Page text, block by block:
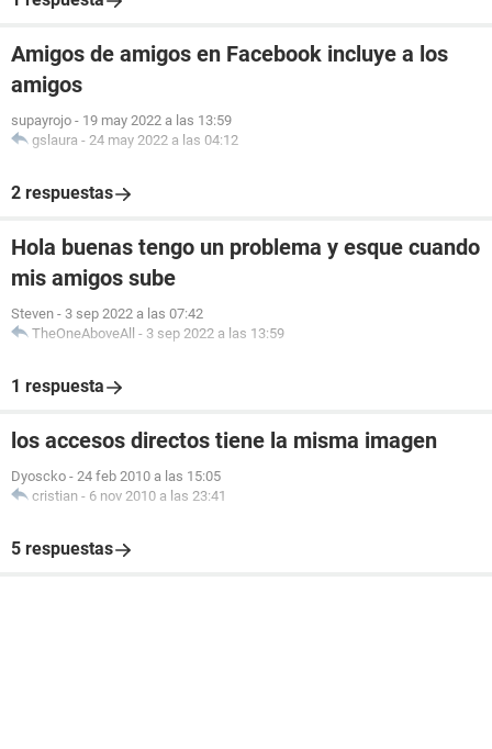
Amigos de amigos en Facebook incluye a los
amigos
supayrojo - 19 may 2022 a las 13:59
gslaura - 24 may 2022 a las 04:12
2 respuestas
Hola buenas tengo un problema y esque cuando
mis amigos sube
Steven - 3 sep 2022 a las 07:42
TheOneAboveAll - 3 sep 2022 a las 13:59
1 respuesta
los accesos directos tiene la misma imagen
Dyoscko - 24 feb 2010 a las 15:05
cristian - 6 nov 2010 a las 23:41
5 respuestas